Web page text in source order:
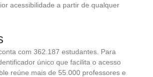
acessibilidade a partir de qualquer
com 362.187 estudantes. Para
único que facilita o acesso
reúne mais de 55.000 professores e